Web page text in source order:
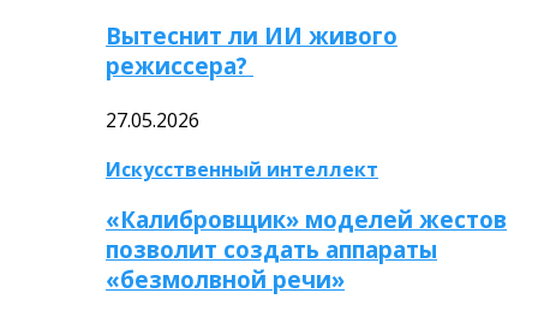
Вытеснит ли ИИ живого
режиссера?
27.05.2026
Искусственный интеллект
«Калибровщик» моделей жестов
позволит создать аппараты
«безмолвной речи»